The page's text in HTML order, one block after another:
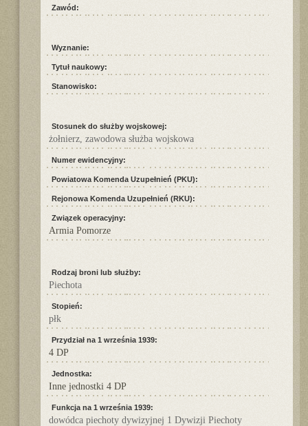
Zawód:
Wyznanie:
Tytuł naukowy:
Stanowisko:
Stosunek do służby wojskowej:
żołnierz, zawodowa służba wojskowa
Numer ewidencyjny:
Powiatowa Komenda Uzupełnień (PKU):
Rejonowa Komenda Uzupełnień (RKU):
Związek operacyjny:
Armia Pomorze
Rodzaj broni lub służby:
Piechota
Stopień:
płk
Przydział na 1 września 1939:
4 DP
Jednostka:
Inne jednostki 4 DP
Funkcja na 1 września 1939:
dowódca piechoty dywizyjnej 1 Dywizji Piechoty